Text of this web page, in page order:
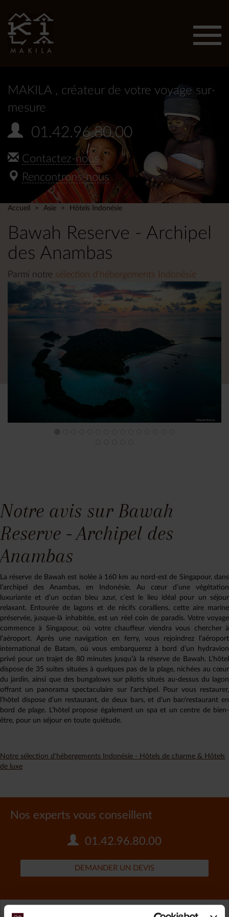
MAKILA , créateur de votre voyage sur-
mesure
01.42.96.80.00
Contactez-nous
Rencontrons-nous
Accueil Asie Hôtels Indonésie
Bawah Reserve - Archipel
des Anambas
Parmi notre sélection d'hébergements Indonésie
Notre avis sur Bawah
Reserve - Archipel des
Anambas
La réserve de Bawah est isolée à 160 km au nord-est de Singapour, dans
l’archipel des Anambas, en Indonésie. Au cœur d’une végétation
luxuriante et d’un océan bleu azur, c’est le lieu idéal pour un séjour
relaxant. Entourée de lagons et de récifs coralliens, cette aire marine
préservée, jusque-là inhabitée, est un réel coin de paradis. Votre voyage
commence à Singapour, où votre chauffeur viendra vous chercher à
l’aéroport. Après une navigation en ferry, vous rejoindrez l’aéroport
international de Batam, où vous embarquerez à bord d’un hydravion
privé pour un trajet de 80 minutes jusqu’à la réserve de Bawah. L’hôtel
dispose de 35 suites situées à quelques pas de la plage, nichées au cœur
du jardin, ainsi que des bungalows sur pilotis situés au-dessus du lagon
offrant un panorama spectaculaire sur l’archipel. Pour vous restaurer,
l’hôtel dispose d’un restaurant, de deux bars, et d’un bar/restaurant en
bord de plage. L’hôtel propose également un spa et un centre de bien-
être, pour un séjour en toute quiétude.
Notre sélection d'hébergements Indonésie - Hôtels de charme & Hôtels
de luxe
Nos experts vous conseillent
01.42.96.80.00
DEMANDER UN DEVIS